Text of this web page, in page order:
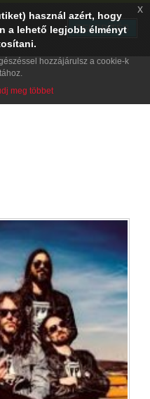
használ azért, hogy
a lehető legjobb élményt
hozzájárulsz a cookie-k
meg többet
x
TELEPÍTÉS